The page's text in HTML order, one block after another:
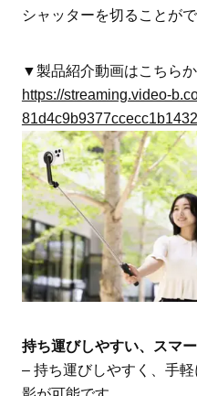
シャッターを切ることがで
▼製品紹介動画はこちらか
https://streaming.video-
持ち運びしやすい、スマ
– 持ち運びしやすく、手